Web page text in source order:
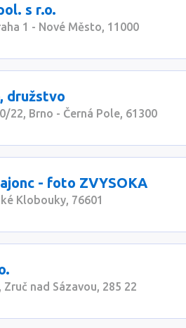
s r.o.
1 - Nové Město, 11000
družstvo
22, Brno - Černá Pole, 61300
- foto ZVYSOKA
Klobouky, 76601
nad Sázavou, 285 22